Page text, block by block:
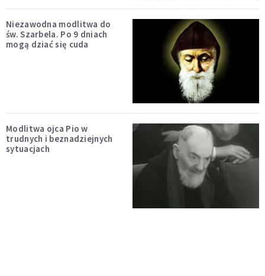
Niezawodna modlitwa do
św. Szarbela. Po 9 dniach
mogą dziać się cuda
Modlitwa ojca Pio w
trudnych i beznadziejnych
sytuacjach